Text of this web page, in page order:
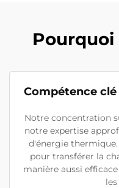
Pourquoi
Compétence
Notre concentration
notre expertise
d'énergie
pour transférer la
manière aussi